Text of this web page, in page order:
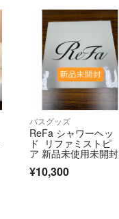
バスグッズ
ReFa シャワーヘッ
ド リファミストピ
ア 新品未使用未開封
¥10,300